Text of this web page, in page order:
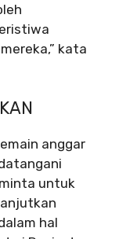
kata
anggar
untuk
hal